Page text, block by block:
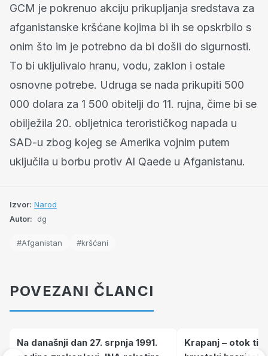
GCM je pokrenuo akciju prikupljanja sredstava za
afganistanske kršćane kojima bi ih se opskrbilo s
onim što im je potrebno da bi došli do sigurnosti.
To bi ukljulivalo hranu, vodu, zaklon i ostale
osnovne potrebe. Udruga se nada prikupiti 500
000 dolara za 1 500 obitelji do 11. rujna, čime bi se
obilježila 20. obljetnica terorističkog napada u
SAD-u zbog kojeg se Amerika vojnim putem
uključila u borbu protiv Al Qaede u Afganistanu.
Izvor: Narod
Autor:
dg
#Afganistan #kršćani
POVEZANI ČLANCI
Na današnji dan 27. srpnja 1991.
Krapanj – otok